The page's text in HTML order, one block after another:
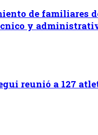
de familiares
y
reunió a 127